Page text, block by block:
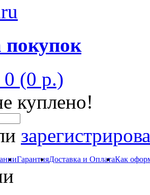
покупок
0 (0 р.)
куплено!
ГарантияДоставка и ОплатаКак